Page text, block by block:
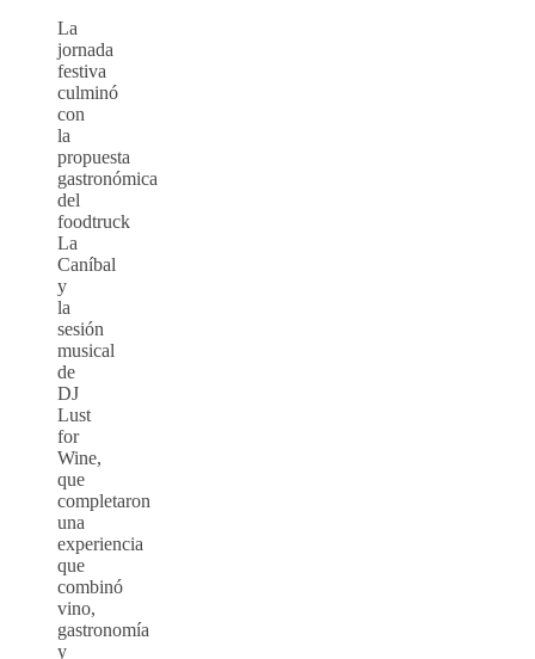
La
jornada
festiva
culminó
con
la
propuesta
gastronómica
del
foodtruck
La
Caníbal
y
la
sesión
musical
de
DJ
Lust
for
Wine,
que
completaron
una
experiencia
que
combinó
vino,
gastronomía
y